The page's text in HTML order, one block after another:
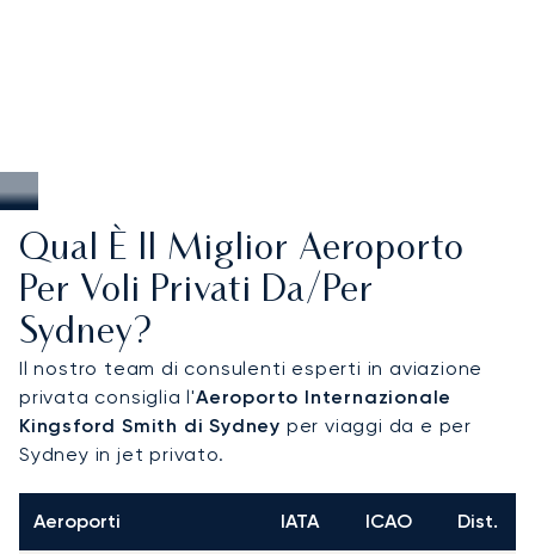
Qual È Il Miglior Aeroporto
Per Voli Privati Da/per
Sydney?
Il nostro team di consulenti esperti in aviazione
privata consiglia l'Aeroporto Internazionale
Kingsford Smith di Sydney per viaggi da e per
Sydney in jet privato.
Aeroporti IATA ICAO Dist.